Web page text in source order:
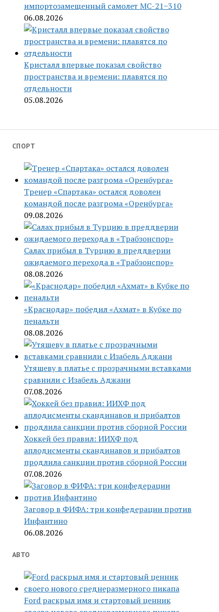
импортозамещенный самолет МС-21−310
06.08.2026
Кристалл впервые показал свойство
пространства и времени: плавятся по
отдельности
05.08.2026
СПОРТ
Тренер «Спартака» остался доволен
командой после разгрома «Оренбурга»
09.08.2026
Салах прибыл в Турцию в преддверии
ожидаемого перехода в «Трабзонспор»
08.08.2026
«Краснодар» победил «Ахмат» в Кубке по
пенальти
08.08.2026
Утяшеву в платье с прозрачными вставками
сравнили с Изабель Аджани
07.08.2026
Хоккей без правил: ИИХФ под
аплодисменты скандинавов и прибалтов
продлила санкции против сборной России
07.08.2026
Заговор в ФИФА: три конфедерации против
Инфантино
06.08.2026
АВТО
Ford раскрыл имя и стартовый ценник